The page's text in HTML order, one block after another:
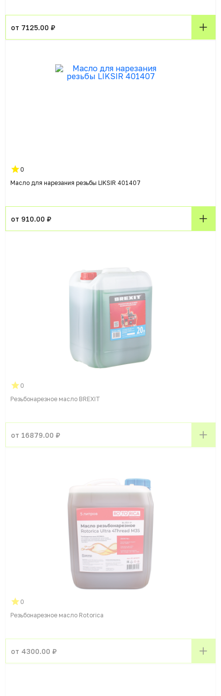
от 7125.00 ₽
0
Масло для нарезания резьбы LIKSIR 401407
от 910.00 ₽
0
Резьбонарезное масло BREXIT
от 16879.00 ₽
0
Резьбонарезное масло Rotorica
от 4300.00 ₽